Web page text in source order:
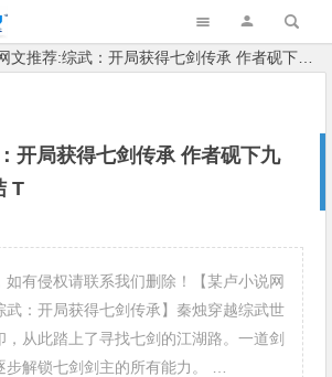
文推荐:综武：开局获得七剑传承 作者砚下九影 1-204未完结 T
开局获得七剑传承 作者砚下九
T
如有侵权请联系我们删除！【某卢小说网
武：开局获得七剑传承】秦烛穿越综武世
，从此踏上了寻找七剑的江湖路。一道剑
步解锁七剑剑主的所有能力。 …